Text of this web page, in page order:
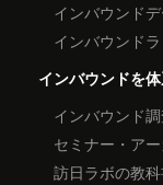
インバウンド
インバウンド
インバウンドを
インバウンド
セミナー・ア
訪日ラボの教